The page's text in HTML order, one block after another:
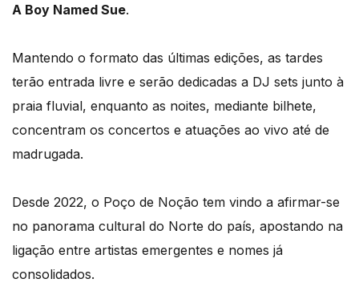
A Boy Named Sue.
Mantendo o formato das últimas edições, as tardes
terão entrada livre e serão dedicadas a DJ sets junto à
praia fluvial, enquanto as noites, mediante bilhete,
concentram os concertos e atuações ao vivo até de
madrugada.
Desde 2022, o Poço de Noção tem vindo a afirmar-se
no panorama cultural do Norte do país, apostando na
ligação entre artistas emergentes e nomes já
consolidados.